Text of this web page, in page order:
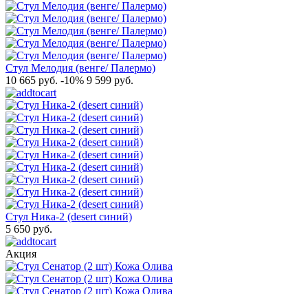
Стул Мелодия (венге/ Палермо)
10 665 руб. -10% 9 599 руб.
Стул Ника-2 (desert синий)
5 650 руб.
Акция